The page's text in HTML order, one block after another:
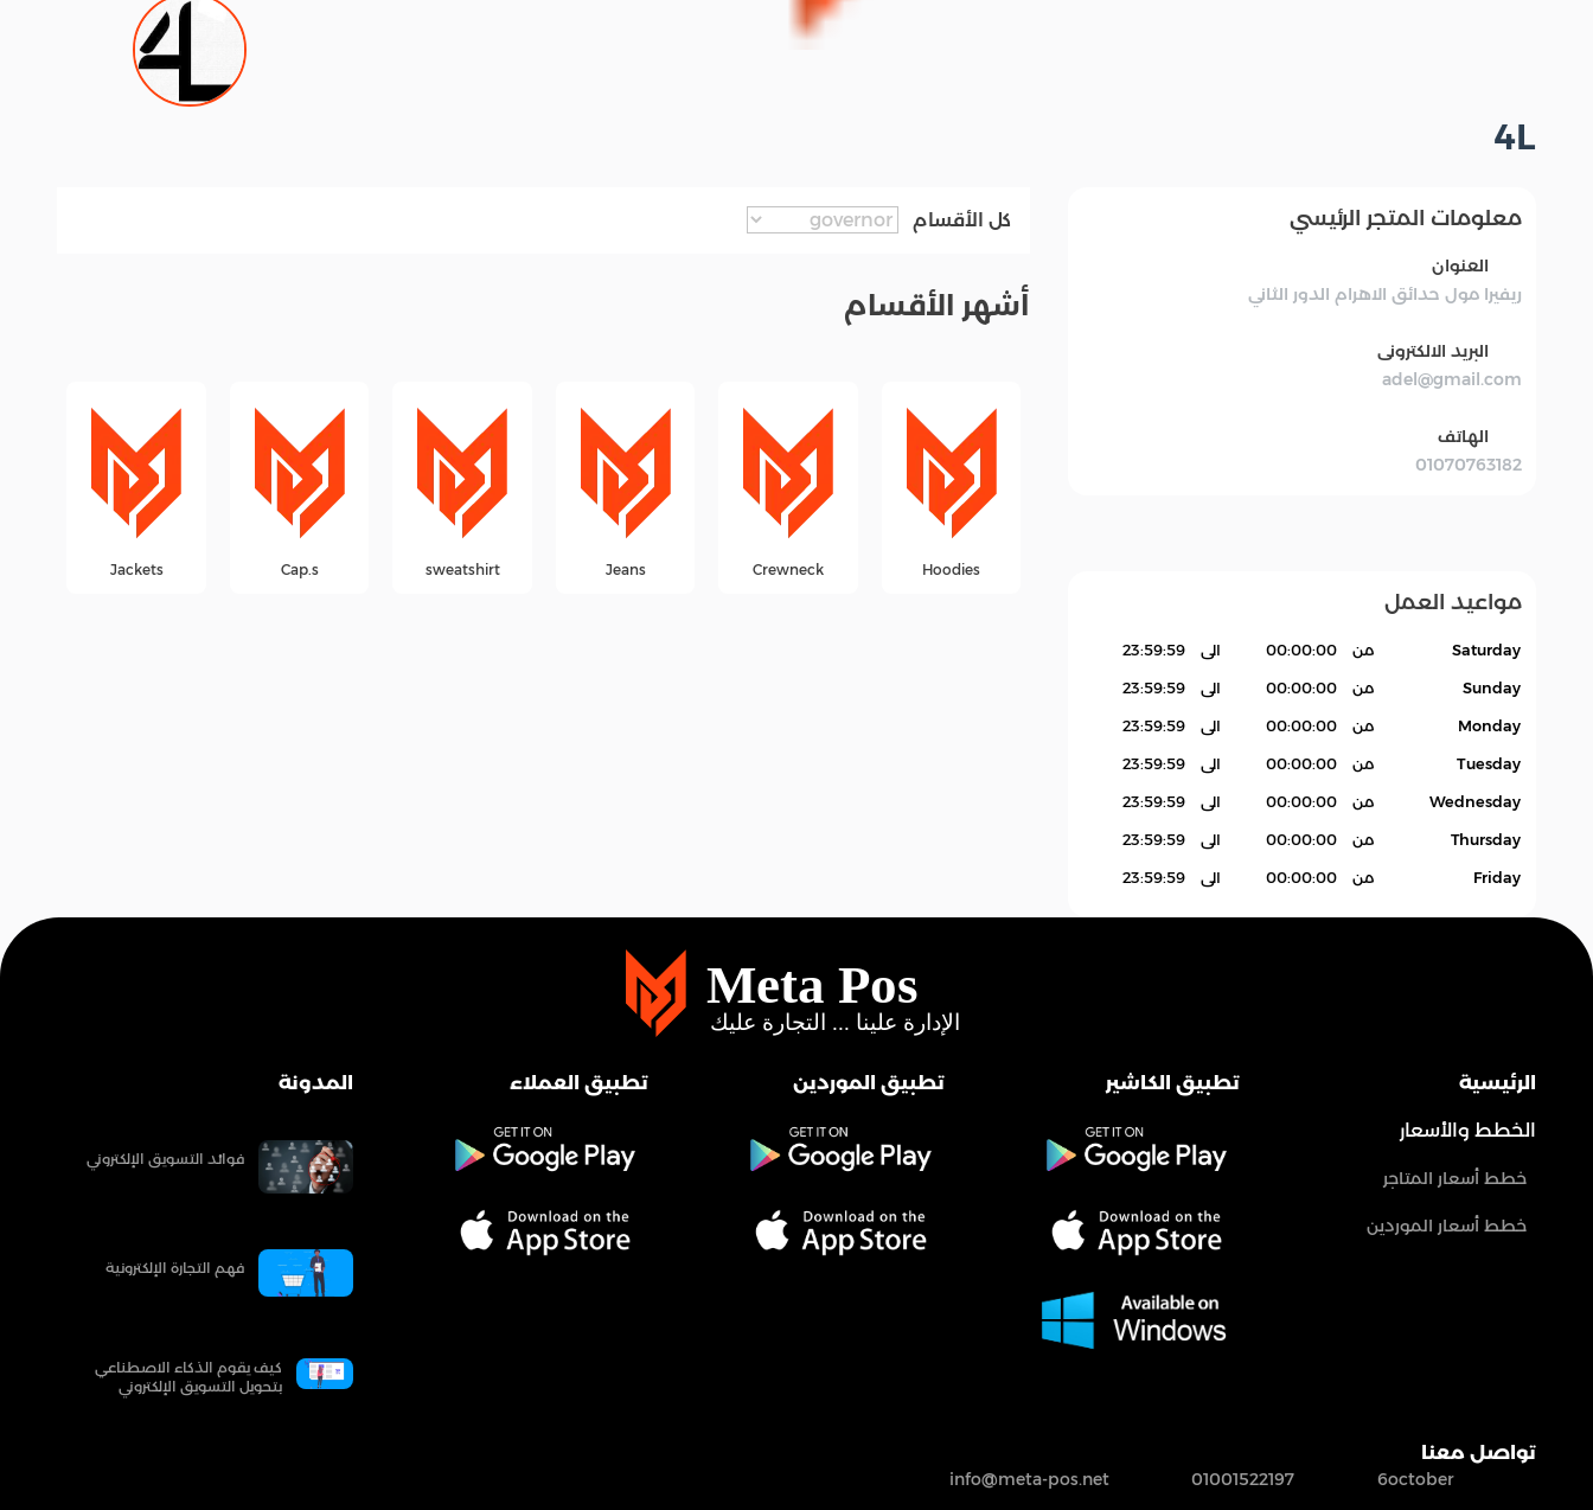
4L
معلومات المتجر الرئيسي
العنوان
ريفيرا مول حدائق الاهرام الدور الثاني
البريد الالكترونى
adel@gmail.com
الهاتف
01070763182
مواعيد العمل
Saturday من 00:00:00 الى 23:59:59
Sunday من 00:00:00 الى 23:59:59
Monday من 00:00:00 الى 23:59:59
Tuesday من 00:00:00 الى 23:59:59
Wednesday من 00:00:00 الى 23:59:59
Thursday من 00:00:00 الى 23:59:59
Friday من 00:00:00 الى 23:59:59
كل الأقسام
أشهر الأقسام
Crewneck
Jeans
sweatshirt
Cap.s
Jackets
Perfyon
الرئيسية
الخطط والأسعار
خطط أسعار المتاجر
خطط أسعار الموردين
تطبيق الكاشير تطبيق الموردين تطبيق العملاء المدونة
فوائد التسويق الإلكتروني
فهم التجارة الإلكترونية
كيف يقوم الذكاء الاصطناعي
بتحويل التسويق الإلكتروني
تواصل معنا
6october
01001522197
info@meta-pos.net